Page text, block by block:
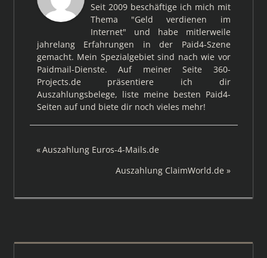
Seit 2009 beschäftige ich mich mit
Thema "Geld verdienen im
Internet" und habe mitlerweile
jahrelang Erfahrungen in der Paid4-Szene
gemacht. Mein Spezialgebiet sind nach wie vor
Paidmail-Dienste. Auf meiner Seite 360-
Projects.de präsentiere ich dir
Auszahlungsbelege, liste meine besten Paid4-
Seiten auf und biete dir noch vieles mehr!
Beitragsnavigation
Vorheriger
Auszahlung Euros-4-Mails.de
Nächster
Auszahlung ClaimWorld.de